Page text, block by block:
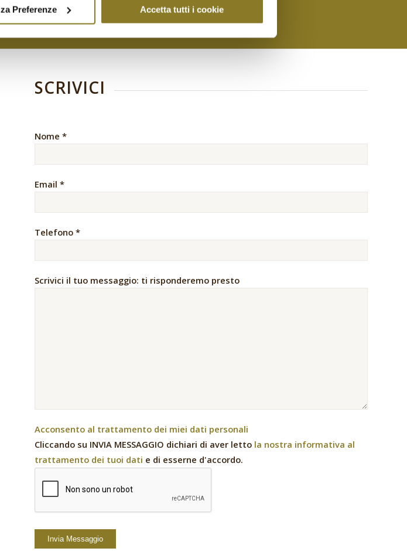
Preferenze Accetta tutti i cookie
richiesta
SCRIVICI
Nome *
Email *
Telefono *
Scrivici il tuo messaggio: ti risponderemo presto
Acconsento al trattamento dei miei dati personali
Cliccando su INVIA MESSAGGIO dichiari di aver letto la nostra informativa al
trattamento dei tuoi dati e di esserne d'accordo.